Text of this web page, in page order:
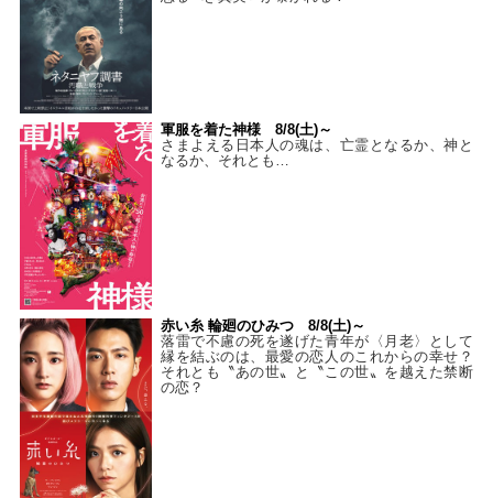
軍服を着た神様 8/8(土)～
さまよえる日本人の魂は、亡霊となるか、神と
なるか、それとも…
赤い糸 輪廻のひみつ 8/8(土)～
落雷で不慮の死を遂げた青年が〈月老〉として
縁を結ぶのは、最愛の恋人のこれからの幸せ？
それとも〝あの世〟と〝この世〟を越えた禁断
の恋？